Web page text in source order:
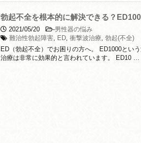
勃起不全を根本的に解決できる？
2021/05/20 -男性器の悩み
難治性勃起障害, ED, 衝撃波治療, 勃起(不全)
ED（勃起不全）でお困りの方へ。 ED1000とい
治療は非常に効果的と言われています。 ED10 …